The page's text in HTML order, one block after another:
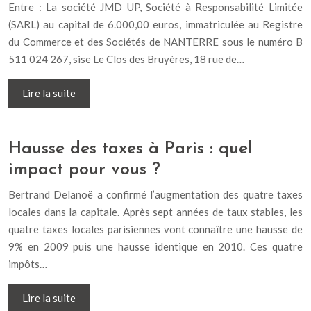
Entre : La société JMD UP, Société à Responsabilité Limitée
(SARL) au capital de 6.000,00 euros, immatriculée au Registre
du Commerce et des Sociétés de NANTERRE sous le numéro B
511 024 267, sise Le Clos des Bruyères, 18 rue de…
Lire la suite
Hausse des taxes à Paris : quel
impact pour vous ?
Bertrand Delanoë a confirmé l’augmentation des quatre taxes
locales dans la capitale. Après sept années de taux stables, les
quatre taxes locales parisiennes vont connaître une hausse de
9% en 2009 puis une hausse identique en 2010. Ces quatre
impôts…
Lire la suite